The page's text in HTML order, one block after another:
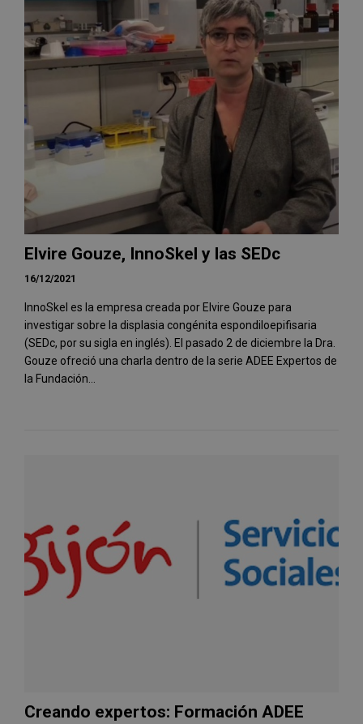
Elvire Gouze, InnoSkel y las SEDc
16/12/2021
InnoSkel es la empresa creada por Elvire Gouze para
investigar sobre la displasia congénita espondiloepifisaria
(SEDc, por su sigla en inglés). El pasado 2 de diciembre la Dra.
Gouze ofreció una charla dentro de la serie ADEE Expertos de
la Fundación...
Creando expertos: Formación ADEE